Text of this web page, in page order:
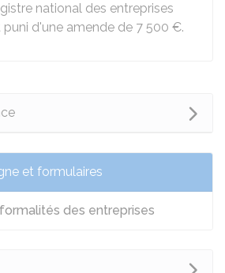
national des entreprises
puni d'une amende de 7 500 €.
et formulaires
des entreprises